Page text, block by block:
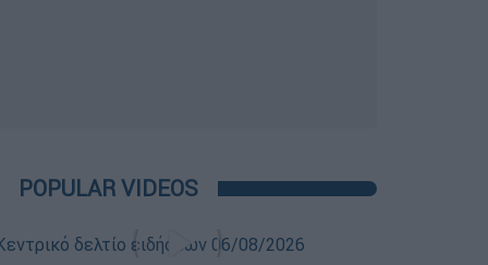
POPULAR VIDEOS